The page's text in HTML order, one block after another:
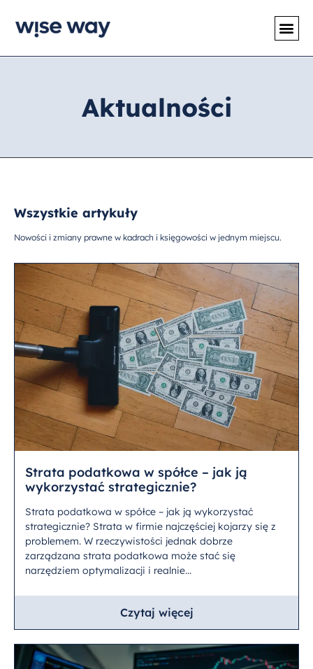
Aktualności
Wszystkie artykuły
Nowości i zmiany prawne w kadrach i księgowości w jednym miejscu.
Strata podatkowa w spółce – jak ją
wykorzystać strategicznie?
Strata podatkowa w spółce – jak ją wykorzystać
strategicznie? Strata w firmie najczęściej kojarzy się z
problemem. W rzeczywistości jednak dobrze
zarządzana strata podatkowa może stać się
narzędziem optymalizacji i realnie...
Czytaj więcej